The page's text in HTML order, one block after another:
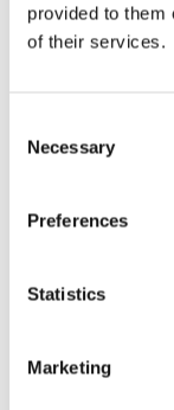
provided to them
of their services.
Selection
Necessary
Preferences
Statistics
Marketing
frakten